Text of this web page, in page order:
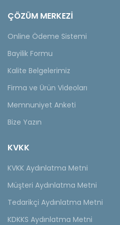
ÇÖZÜM MERKEZİ
Online Ödeme Sistemi
Bayilik Formu
Kalite Belgelerimiz
Firma ve Ürün Videoları
Memnuniyet Anketi
Bize Yazın
KVKK
KVKK Aydınlatma Metni
Müşteri Aydınlatma Metni
Tedarikçi Aydınlatma Metni
KDKKS Aydınlatma Metni